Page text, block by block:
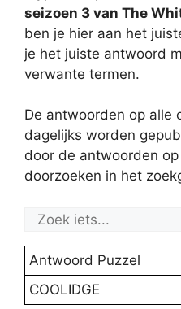
seizoen 3 van The
ben je hier aan het
je het juiste antwoord
verwante termen.
De antwoorden op alle
dagelijks worden
door de antwoorden
doorzoeken in het
Antwoord Puzzel
COOLIDGE